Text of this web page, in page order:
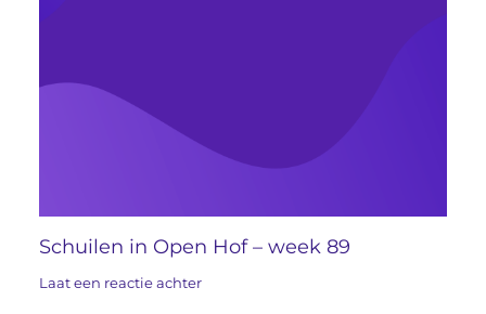
Schuilen in Open Hof – week 89
Laat een reactie achter